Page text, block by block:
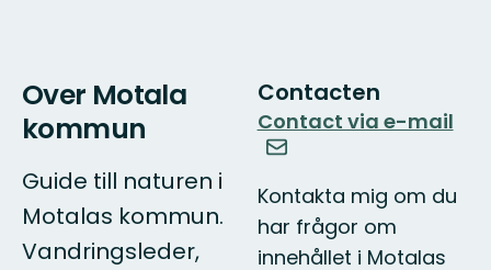
Over Motala
kommun
Guide till naturen i
Motalas kommun.
Vandringsleder,
Contacten
Contact via e-mail
Kontakta mig om du
har frågor om
innehållet i Motalas